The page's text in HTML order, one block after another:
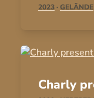
2023·GELÄNDE
Charly